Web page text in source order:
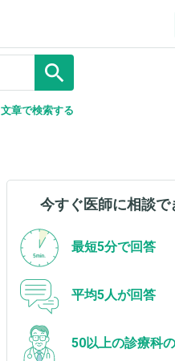
search
文章で検索する
今すぐ医師に相談で
最短5分で回答
平均5人が回答
50以上の診療科